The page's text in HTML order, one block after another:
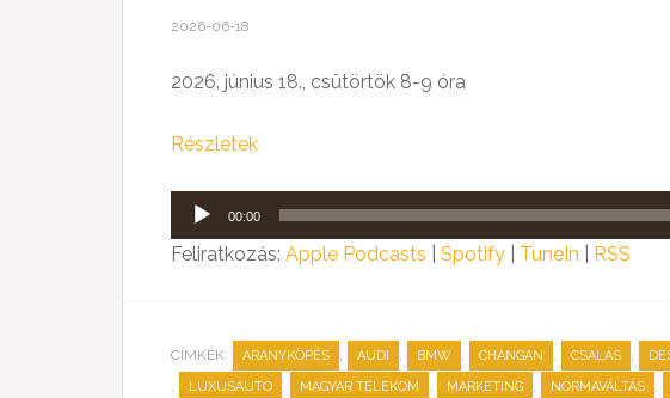
2026-06-18
2026. június 18., csütörtök 8-9 óra
Részletek
Audió
lejátszó
00:00
Feliratkozás: Apple Podcasts Spotify TuneIn RSS
CÍMKÉK: ARANYKÖPÉS , AUDI , BMW , CHANGAN , CSALÁS ,
, LUXUSAUTÓ , MAGYAR TELEKOM , MARKETING , NORMAVÁLTÁS ,